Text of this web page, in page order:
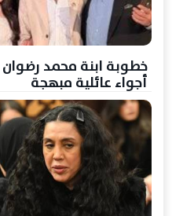
خطوبة ابنة محمد
أجواء عائلية مبهجة